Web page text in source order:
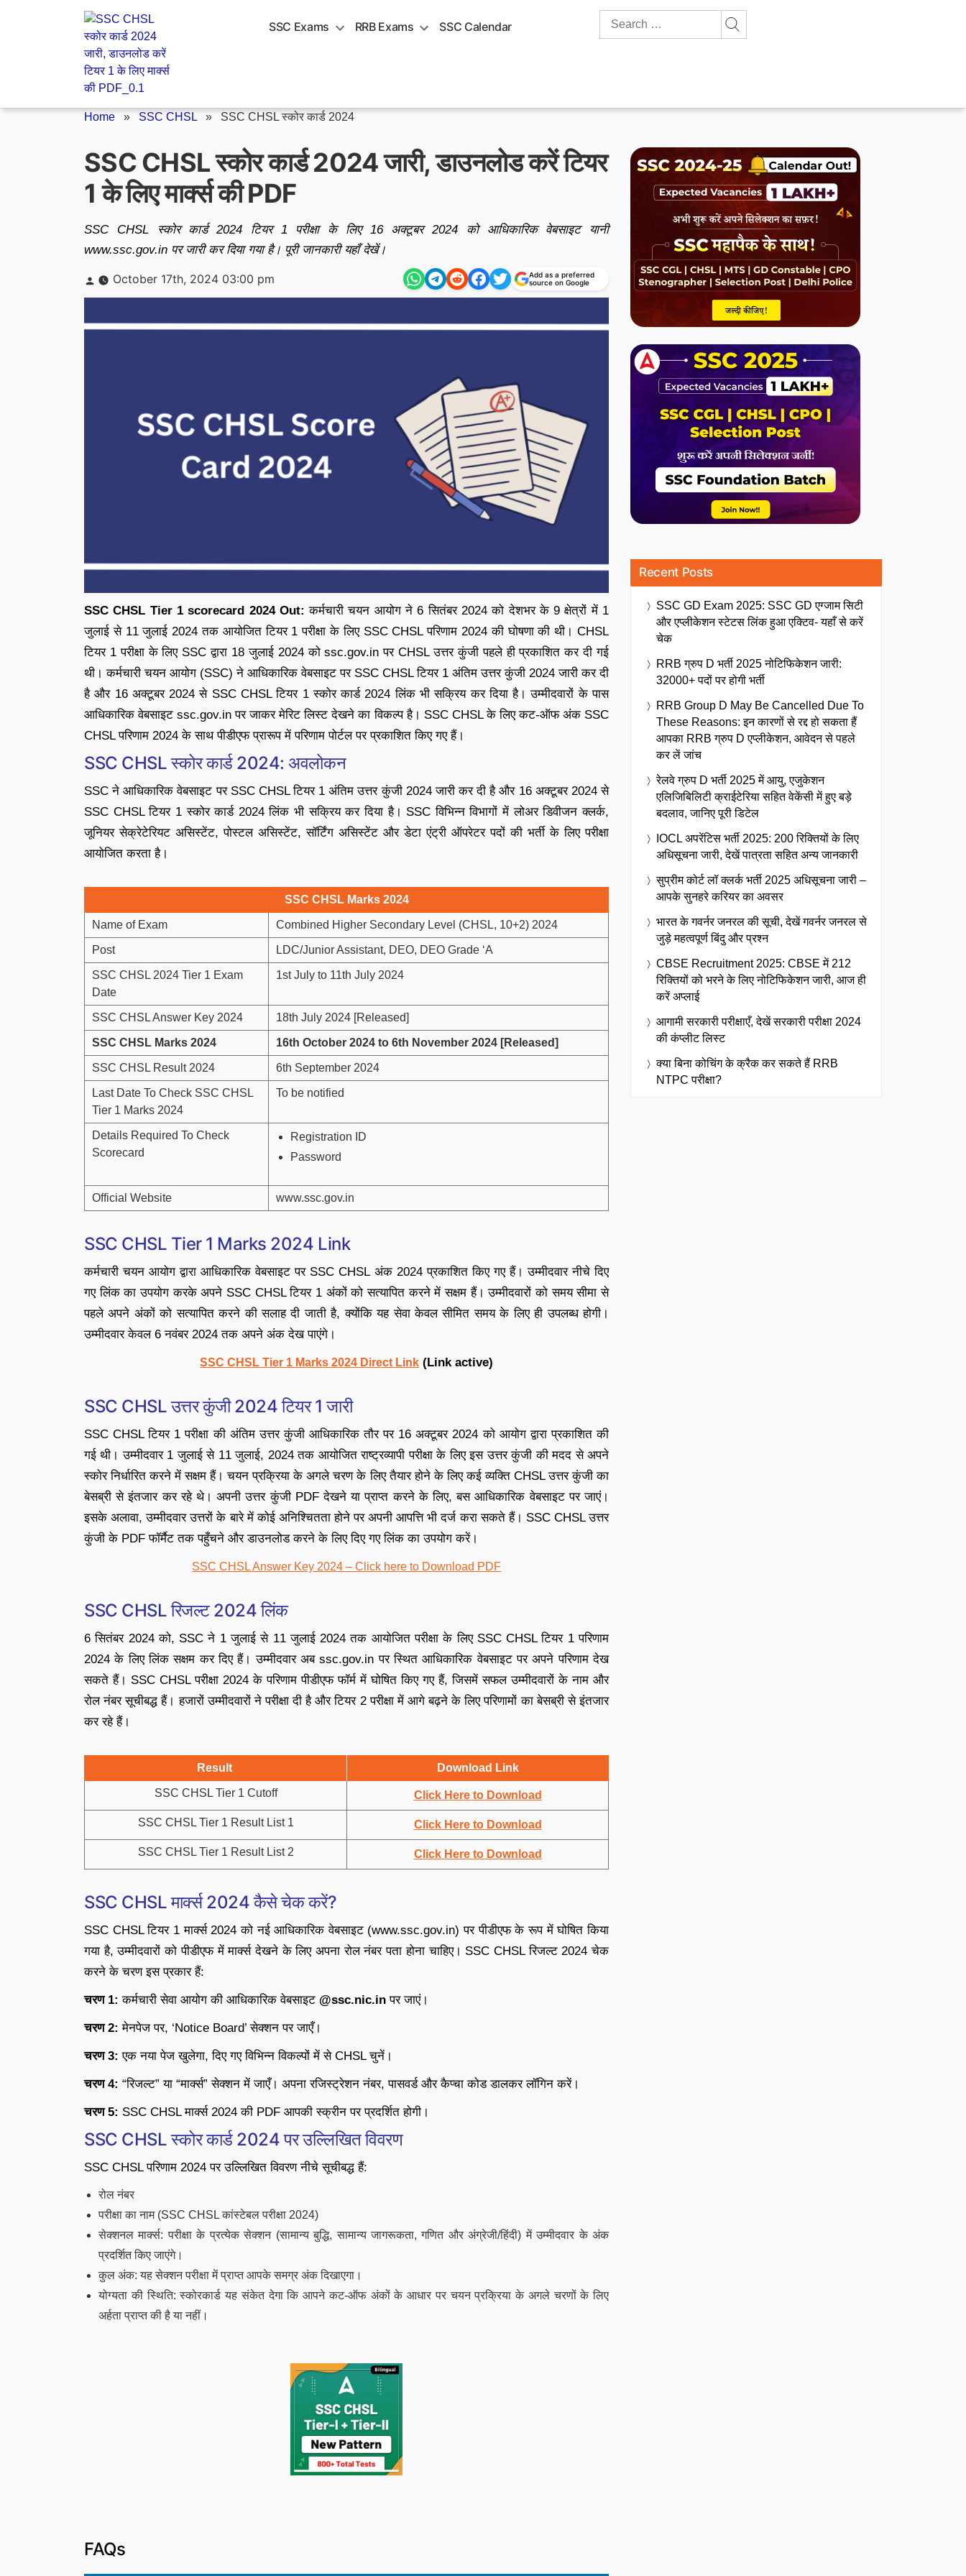
SSC Exams RRB Exams SSC Calendar
Search
Home » SSC CHSL » SSC CHSL स्कोर कार्ड 2024
SSC CHSL स्कोर कार्ड 2024 जारी, डाउनलोड करें टियर
1 के लिए मार्क्स की PDF
SSC CHSL स्कोर कार्ड 2024 टियर 1 परीक्षा के लिए 16 अक्टूबर 2024 को आधिकारिक वेबसाइट यानी
www.ssc.gov.in पर जारी कर दिया गया है। पूरी जानकारी यहाँ देखें।
Posted
by
October 17th, 2024 03:00 pm
Add as a preferred
source on Google
SSC CHSL Tier 1 scorecard 2024 Out: कर्मचारी चयन आयोग ने 6 सितंबर 2024 को देशभर के 9 क्षेत्रों में 1
जुलाई से 11 जुलाई 2024 तक आयोजित टियर 1 परीक्षा के लिए SSC CHSL परिणाम 2024 की घोषणा की थी। CHSL
टियर 1 परीक्षा के लिए SSC द्वारा 18 जुलाई 2024 को ssc.gov.in पर CHSL उत्तर कुंजी पहले ही प्रकाशित कर दी गई
थी। कर्मचारी चयन आयोग (SSC) ने आधिकारिक वेबसाइट पर SSC CHSL टियर 1 अंतिम उत्तर कुंजी 2024 जारी कर दी
है और 16 अक्टूबर 2024 से SSC CHSL टियर 1 स्कोर कार्ड 2024 लिंक भी सक्रिय कर दिया है। उम्मीदवारों के पास
आधिकारिक वेबसाइट ssc.gov.in पर जाकर मेरिट लिस्ट देखने का विकल्प है। SSC CHSL के लिए कट-ऑफ अंक SSC
CHSL परिणाम 2024 के साथ पीडीएफ प्रारूप में परिणाम पोर्टल पर प्रकाशित किए गए हैं।
SSC CHSL स्कोर कार्ड 2024: अवलोकन
SSC ने आधिकारिक वेबसाइट पर SSC CHSL टियर 1 अंतिम उत्तर कुंजी 2024 जारी कर दी है और 16 अक्टूबर 2024 से
SSC CHSL टियर 1 स्कोर कार्ड 2024 लिंक भी सक्रिय कर दिया है। SSC विभिन्न विभागों में लोअर डिवीजन क्लर्क,
जूनियर सेक्रेटेरियट असिस्टेंट, पोस्टल असिस्टेंट, सॉर्टिंग असिस्टेंट और डेटा एंट्री ऑपरेटर पदों की भर्ती के लिए परीक्षा
आयोजित करता है।
SSC CHSL Marks 2024
Name of Exam Combined Higher Secondary Level (CHSL, 10+2) 2024
Post LDC/Junior Assistant, DEO, DEO Grade ‘A
SSC CHSL 2024 Tier 1 Exam
Date
1st July to 11th July 2024
SSC CHSL Answer Key 2024 18th July 2024 [Released]
SSC CHSL Marks 2024 16th October 2024 to 6th November 2024 [Released]
SSC CHSL Result 2024 6th September 2024
Last Date To Check SSC CHSL
Tier 1 Marks 2024
To be notified
Details Required To Check
Scorecard
Registration ID
Password
Official Website www.ssc.gov.in
SSC CHSL Tier 1 Marks 2024 Link
कर्मचारी चयन आयोग द्वारा आधिकारिक वेबसाइट पर SSC CHSL अंक 2024 प्रकाशित किए गए हैं। उम्मीदवार नीचे दिए
गए लिंक का उपयोग करके अपने SSC CHSL टियर 1 अंकों को सत्यापित करने में सक्षम हैं। उम्मीदवारों को समय सीमा से
पहले अपने अंकों को सत्यापित करने की सलाह दी जाती है, क्योंकि यह सेवा केवल सीमित समय के लिए ही उपलब्ध होगी।
उम्मीदवार केवल 6 नवंबर 2024 तक अपने अंक देख पाएंगे।
SSC CHSL Tier 1 Marks 2024 Direct Link (Link active)
SSC CHSL उत्तर कुंजी 2024 टियर 1 जारी
SSC CHSL टियर 1 परीक्षा की अंतिम उत्तर कुंजी आधिकारिक तौर पर 16 अक्टूबर 2024 को आयोग द्वारा प्रकाशित की
गई थी। उम्मीदवार 1 जुलाई से 11 जुलाई, 2024 तक आयोजित राष्ट्रव्यापी परीक्षा के लिए इस उत्तर कुंजी की मदद से अपने
स्कोर निर्धारित करने में सक्षम हैं। चयन प्रक्रिया के अगले चरण के लिए तैयार होने के लिए कई व्यक्ति CHSL उत्तर कुंजी का
बेसब्री से इंतजार कर रहे थे। अपनी उत्तर कुंजी PDF देखने या प्राप्त करने के लिए, बस आधिकारिक वेबसाइट पर जाएं।
इसके अलावा, उम्मीदवार उत्तरों के बारे में कोई अनिश्चितता होने पर अपनी आपत्ति भी दर्ज करा सकते हैं। SSC CHSL उत्तर
कुंजी के PDF फॉर्मैट तक पहुँचने और डाउनलोड करने के लिए दिए गए लिंक का उपयोग करें।
SSC CHSL Answer Key 2024 – Click here to Download PDF
SSC CHSL रिजल्ट 2024 लिंक
6 सितंबर 2024 को, SSC ने 1 जुलाई से 11 जुलाई 2024 तक आयोजित परीक्षा के लिए SSC CHSL टियर 1 परिणाम
2024 के लिए लिंक सक्षम कर दिए हैं। उम्मीदवार अब ssc.gov.in पर स्थित आधिकारिक वेबसाइट पर अपने परिणाम देख
सकते हैं। SSC CHSL परीक्षा 2024 के परिणाम पीडीएफ फॉर्म में घोषित किए गए हैं, जिसमें सफल उम्मीदवारों के नाम और
रोल नंबर सूचीबद्ध हैं। हजारों उम्मीदवारों ने परीक्षा दी है और टियर 2 परीक्षा में आगे बढ़ने के लिए परिणामों का बेसब्री से इंतजार
कर रहे हैं।
Result Download Link
SSC CHSL Tier 1 Cutoff Click Here to Download
SSC CHSL Tier 1 Result List 1 Click Here to Download
SSC CHSL Tier 1 Result List 2 Click Here to Download
SSC CHSL मार्क्स 2024 कैसे चेक करें?
SSC CHSL टियर 1 मार्क्स 2024 को नई आधिकारिक वेबसाइट (www.ssc.gov.in) पर पीडीएफ के रूप में घोषित किया
गया है, उम्मीदवारों को पीडीएफ में मार्क्स देखने के लिए अपना रोल नंबर पता होना चाहिए। SSC CHSL रिजल्ट 2024 चेक
करने के चरण इस प्रकार हैं:
चरण 1:कर्मचारी सेवा आयोग की आधिकारिक वेबसाइट @ssc.nic.in पर जाएं।
चरण 2:मेनपेज पर, ‘Notice Board’ सेक्शन पर जाएँ।
चरण 3: एक नया पेज खुलेगा, दिए गए विभिन्न विकल्पों में से CHSL चुनें।
चरण 4: “रिजल्ट” या “मार्क्स” सेक्शन में जाएँ। अपना रजिस्ट्रेशन नंबर, पासवर्ड और कैप्चा कोड डालकर लॉगिन करें।
चरण 5: SSC CHSL मार्क्स 2024 की PDF आपकी स्क्रीन पर प्रदर्शित होगी।
SSC CHSL स्कोर कार्ड 2024 पर उल्लिखित विवरण
SSC CHSL परिणाम 2024 पर उल्लिखित विवरण नीचे सूचीबद्ध हैं:
रोल नंबर
परीक्षा का नाम (SSC CHSL कांस्टेबल परीक्षा 2024)
सेक्शनल मार्क्स: परीक्षा के प्रत्येक सेक्शन (सामान्य बुद्धि, सामान्य जागरूकता, गणित और अंग्रेजी/हिंदी) में उम्मीदवार के अंक
प्रदर्शित किए जाएंगे।
कुल अंक: यह सेक्शन परीक्षा में प्राप्त आपके समग्र अंक दिखाएगा।
योग्यता की स्थिति: स्कोरकार्ड यह संकेत देगा कि आपने कट-ऑफ अंकों के आधार पर चयन प्रक्रिया के अगले चरणों के लिए
अर्हता प्राप्त की है या नहीं।
FAQs
Recent Posts
SSC GD Exam 2025: SSC GD एग्जाम सिटी
और एप्लीकेशन स्टेटस लिंक हुआ एक्टिव- यहाँ से करें
चेक
RRB ग्रुप D भर्ती 2025 नोटिफिकेशन जारी:
32000+ पदों पर होगी भर्ती
RRB Group D May Be Cancelled Due To
These Reasons: इन कारणों से रद्द हो सकता हैं
आपका RRB ग्रुप D एप्लीकेशन, आवेदन से पहले
कर लें जांच
रेलवे ग्रुप D भर्ती 2025 में आयु, एजुकेशन
एलिजिबिलिटी क्राईटेरिया सहित वेकेंसी में हुए बड़े
बदलाव, जानिए पूरी डिटेल
IOCL अपरेंटिस भर्ती 2025: 200 रिक्तियों के लिए
अधिसूचना जारी, देखें पात्रता सहित अन्य जानकारी
सुप्रीम कोर्ट लॉ क्लर्क भर्ती 2025 अधिसूचना जारी –
आपके सुनहरे करियर का अवसर
भारत के गवर्नर जनरल की सूची, देखें गवर्नर जनरल से
जुड़े महत्वपूर्ण बिंदु और प्रश्न
CBSE Recruitment 2025: CBSE में 212
रिक्तियों को भरने के लिए नोटिफिकेशन जारी, आज ही
करें अप्लाई
आगामी सरकारी परीक्षाएँ, देखें सरकारी परीक्षा 2024
की कंप्लीट लिस्ट
क्या बिना कोचिंग के क्रैक कर सकते हैं RRB
NTPC परीक्षा?